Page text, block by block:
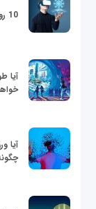
10 روند برتر تجارت و فناوری در سال 2022
آیا
آیا